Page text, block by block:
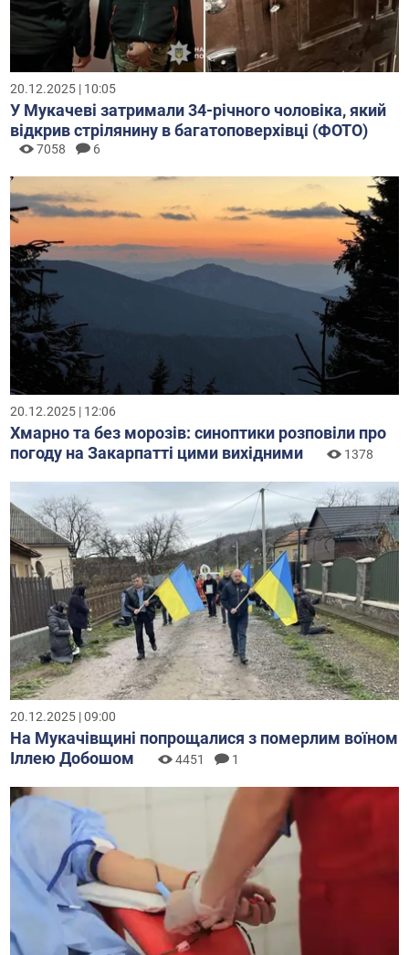
20.12.2025 | 10:05
У Мукачеві затримали 34-річного чоловіка, який
відкрив стрілянину в багатоповерхівці (ФОТО)
7058 6
20.12.2025 | 12:06
Хмарно та без морозів: синоптики розповіли про
погоду на Закарпатті цими вихідними
1378
20.12.2025 | 09:00
На Мукачівщині попрощалися з померлим воїном
Іллею Добошом
4451 1